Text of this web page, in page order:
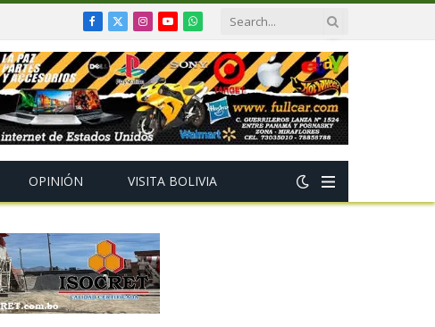
Facebook
X
(Twitter)
Instagram
YouTubeWhatsApp
OPINIÓN VISITA BOLIVIA